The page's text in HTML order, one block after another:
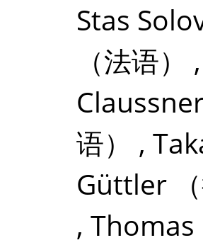
Stas
（法语）
,
语）
,
Güttler
, Thomas